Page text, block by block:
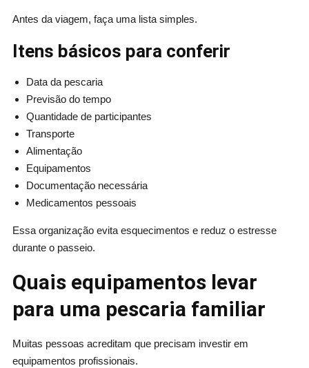
Antes da viagem, faça uma lista simples.
Itens básicos para conferir
Data da pescaria
Previsão do tempo
Quantidade de participantes
Transporte
Alimentação
Equipamentos
Documentação necessária
Medicamentos pessoais
Essa organização evita esquecimentos e reduz o estresse
durante o passeio.
Quais equipamentos levar
para uma pescaria familiar
Muitas pessoas acreditam que precisam investir em
equipamentos profissionais.